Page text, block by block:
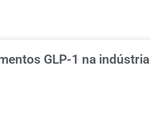
GLP-1 na indústria